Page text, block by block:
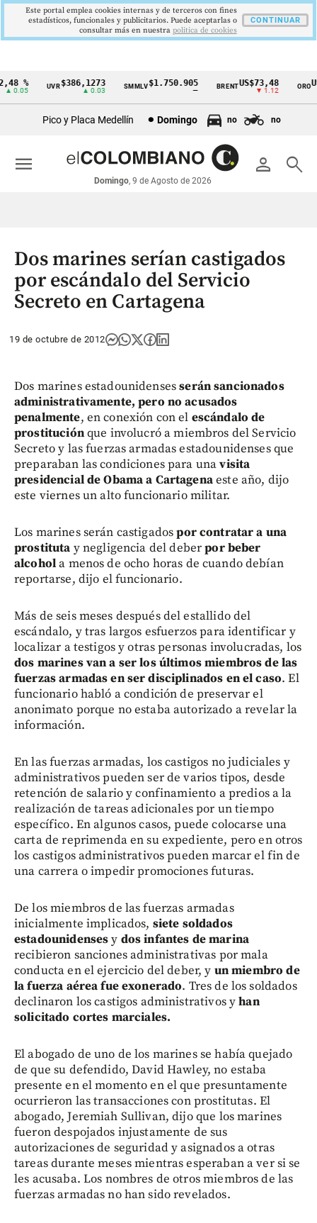
Cintillo
económicos
Colombia
%
0.05
UVR$386,1273
▲ 0.03
SMMLV$1.750.905 BRENTUS$73,48
▼ 1.12
ORO
Pico y Placa Medellín Domingo no no
person search
Domingo, 9 de Agosto de 2026
menu
Dos marines serían castigados
por escándalo del Servicio
Secreto en Cartagena
19 de octubre de 2012
Dos marines estadounidensesserán sancionados
administrativamente, pero no acusados
penalmente, en conexión con el escándalo de
prostituciónque involucró a miembros del Servicio
Secreto y las fuerzas armadas estadounidenses que
preparaban las condiciones para unavisita
presidencial de Obama a Cartagenaeste año, dijo
este viernes un alto funcionario militar.
Los marines serán castigadospor contratar a una
prostituta y negligencia del deberpor beber
alcohola menos de ocho horas de cuando debían
reportarse, dijo el funcionario.
Más de seis meses después del estallido del
escándalo, y tras largos esfuerzos para identificar y
localizar a testigos y otras personas involucradas, los
dos marines van a ser los últimos miembros de las
fuerzas armadas en ser disciplinados en el caso. El
funcionario habló a condición de preservar el
anonimato porque no estaba autorizado a revelar la
información.
En las fuerzas armadas, los castigos no judiciales y
administrativos pueden ser de varios tipos, desde
retención de salario y confinamiento a predios a la
realización de tareas adicionales por un tiempo
específico. En algunos casos, puede colocarse una
carta de reprimenda en su expediente, pero en otros
los castigos administrativos pueden marcar el fin de
una carrera o impedir promociones futuras.
De los miembros de las fuerzas armadas
inicialmente implicados, siete soldados
estadounidensesy dos infantes de marina
recibieron sanciones administrativas por mala
conducta en el ejercicio del deber, y un miembro de
la fuerza aérea fue exonerado. Tres de los soldados
declinaron los castigos administrativos yhan
solicitado cortes marciales.
El abogado de uno de los marines se había quejado
de que su defendido, David Hawley, no estaba
presente en el momento en el que presuntamente
ocurrieron las transacciones con prostitutas. El
abogado, Jeremiah Sullivan, dijo que los marines
fueron despojados injustamente de sus
autorizaciones de seguridad y asignados a otras
tareas durante meses mientras esperaban a ver si se
les acusaba. Los nombres de otros miembros de las
fuerzas armadas no han sido revelados.
Este portal emplea cookies internas y de terceros con fines
estadísticos, funcionales y publicitarios. Puede aceptarlas o
consultar más en nuestra politica de cookies
CONTINUAR